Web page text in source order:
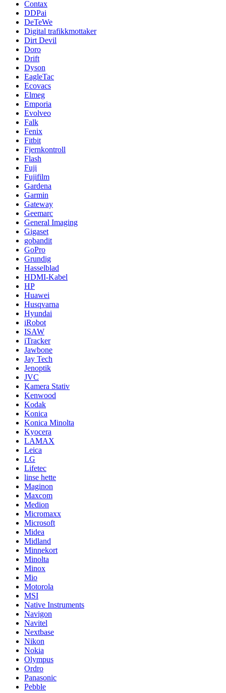
Contax
DDPai
DeTeWe
Digital trafikkmottaker
Dirt Devil
Doro
Drift
Dyson
EagleTac
Ecovacs
Elmeg
Emporia
Evolveo
Falk
Fenix
Fitbit
Fjernkontroll
Flash
Fuji
Fujifilm
Gardena
Garmin
Gateway
Geemarc
General Imaging
Gigaset
gobandit
GoPro
Grundig
Hasselblad
HDMI-Kabel
HP
Huawei
Husqvarna
Hyundai
iRobot
ISAW
iTracker
Jawbone
Jay Tech
Jenoptik
JVC
Kamera Stativ
Kenwood
Kodak
Konica
Konica Minolta
Kyocera
LAMAX
Leica
LG
Lifetec
linse hette
Maginon
Maxcom
Medion
Micromaxx
Microsoft
Midea
Midland
Minnekort
Minolta
Minox
Mio
Motorola
MSI
Native Instruments
Navigon
Navitel
Nextbase
Nikon
Nokia
Olympus
Ordro
Panasonic
Pebble